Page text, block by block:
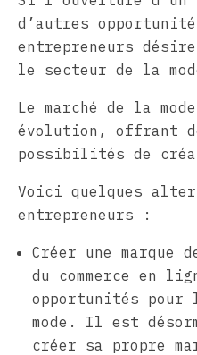
d’autres
entrepreneurs
le secteur de la
Le marché de la
évolution, offrant de
possibilités de
Voici quelques
entrepreneurs :
Créer une marque
du commerce en
opportunités pour
mode. Il est
créer sa propre